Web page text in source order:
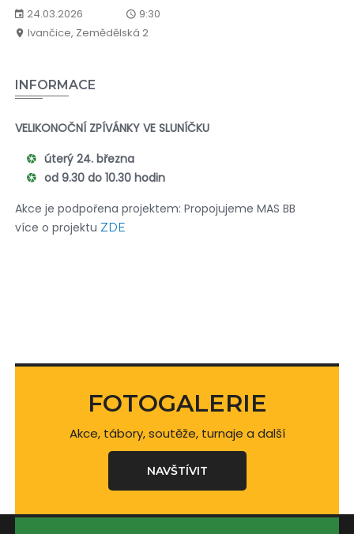
24.03.2026
9:30
Ivančice, Zemědělská 2
INFORMACE
VELIKONOČNÍ ZPÍVÁNKY VE SLUNÍČKU
úterý 24. března
od 9.30 do 10.30 hodin
Akce je podpořena projektem: Propojujeme MAS BB
více o projektu ZDE
FOTOGALERIE
Akce, tábory, soutěže, turnaje a další
NAVŠTÍVIT